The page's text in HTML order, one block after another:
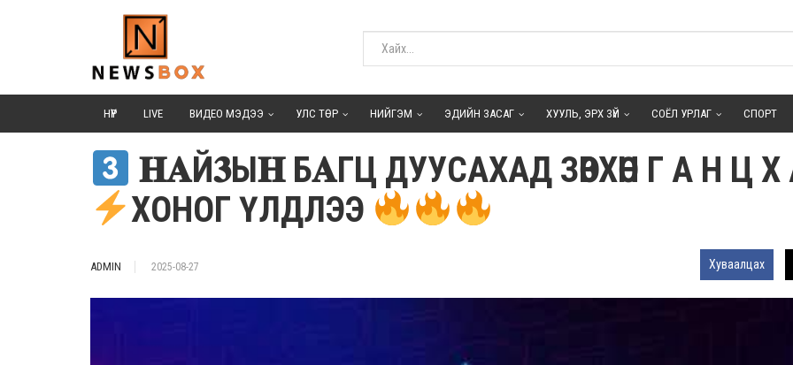
НҮҮР LIVE ВИДЕО МЭДЭЭ УЛС ТӨР НИЙГЭМ ЭДИЙН ЗАСАГ ХУУЛЬ, ЭРХ ЗҮЙ СОЁЛ УРЛАГ СПОРТ
𝐇𝐀Й𝟑Ы𝐇 Б𝐀ГЦ ДУУСАХАД ЗӨВХӨН Г А Н Ц Х
ХОНОГ ҮЛДЛЭЭ
ADMIN 2025-08-27 Хуваалцах